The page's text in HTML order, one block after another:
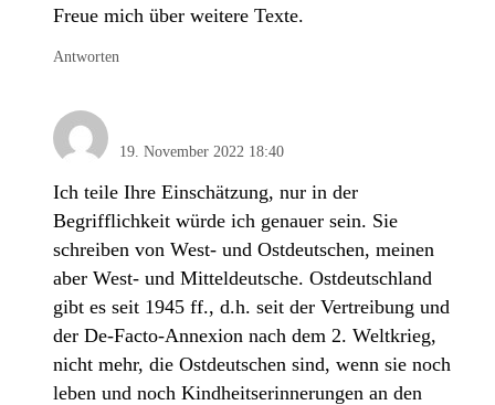
Freue mich über weitere Texte.
Antworten
19. November 2022 18:40
Ich teile Ihre Einschätzung, nur in der
Begrifflichkeit würde ich genauer sein. Sie
schreiben von West- und Ostdeutschen, meinen
aber West- und Mitteldeutsche. Ostdeutschland
gibt es seit 1945 ff., d.h. seit der Vertreibung und
der De-Facto-Annexion nach dem 2. Weltkrieg,
nicht mehr, die Ostdeutschen sind, wenn sie noch
leben und noch Kindheitserinnerungen an den